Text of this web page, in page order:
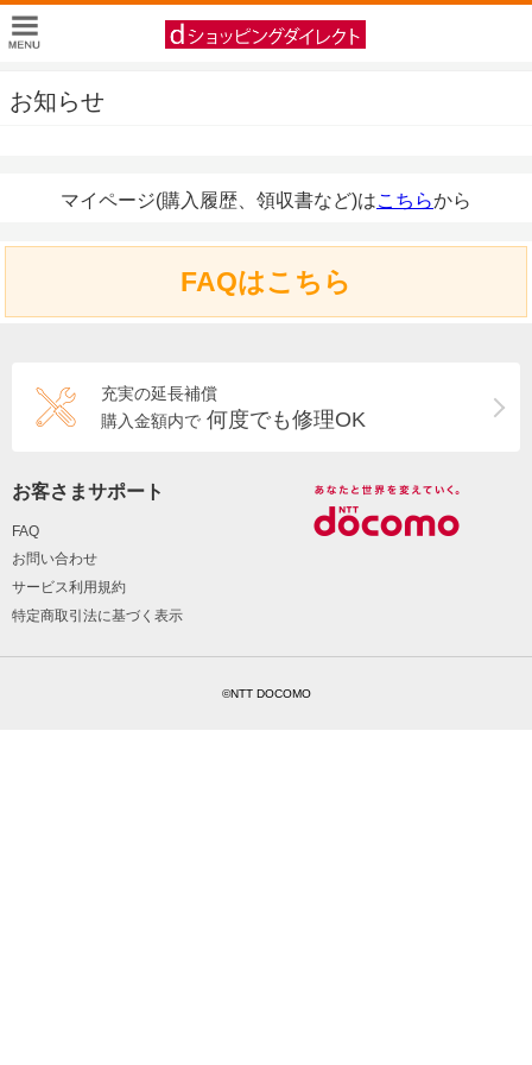
お知らせ
マイページ(購入履歴、領収書など)はこちらから
FAQはこちら
充実の延長補償
購入金額内で 何度でも修理OK
お客さまサポート
FAQ
お問い合わせ
サービス利用規約
特定商取引法に基づく表示
©NTT DOCOMO